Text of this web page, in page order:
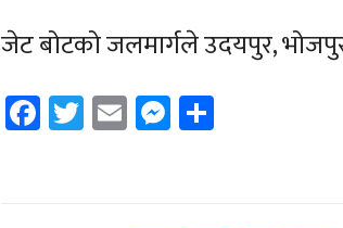
जेट बोटको जलमार्गले उदयपुर,
Facebook
Twitter
EmailMessenger